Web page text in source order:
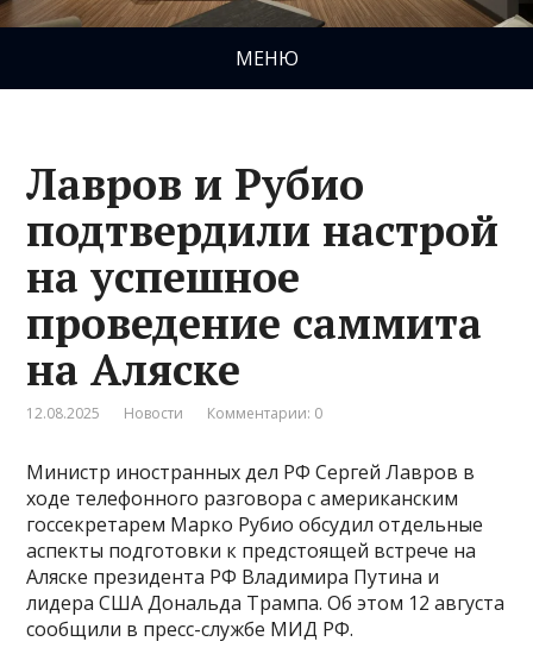
МЕНЮ
Лавров и Рубио
подтвердили настрой
на успешное
проведение саммита
на Аляске
12.08.2025 Новости Комментарии: 0
Министр иностранных дел РФ Сергей Лавров в
ходе телефонного разговора с американским
госсекретарем Марко Рубио обсудил отдельные
аспекты подготовки к предстоящей встрече на
Аляске президента РФ Владимира Путина и
лидера США Дональда Трампа. Об этом 12 августа
сообщили в пресс-службе МИД РФ.